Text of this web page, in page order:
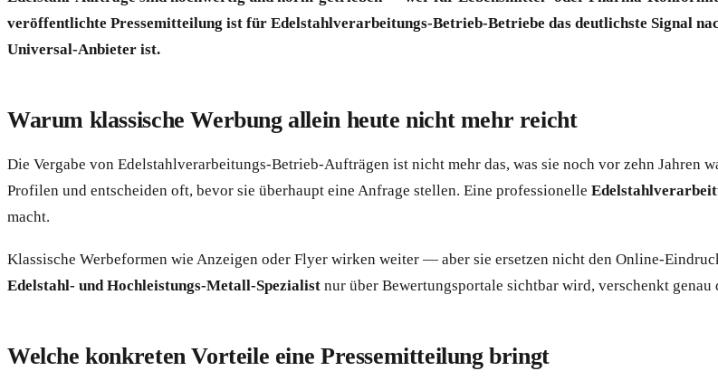
veröffentlichte Pressemitteilung ist für Edelstahlverarbeitungs-Betrieb-Betriebe das deutlichste Signal
Universal-Anbieter ist.
Warum klassische Werbung allein heute nicht mehr reicht
Die Vergabe von Edelstahlverarbeitungs-Betrieb-Aufträgen ist nicht mehr das, was sie noch vor zehn Jahren
Profilen und entscheiden oft, bevor sie überhaupt eine Anfrage stellen. Eine professionelle
macht.
Klassische Werbeformen wie Anzeigen oder Flyer wirken weiter — aber sie ersetzen nicht den Online-
Edelstahl- und Hochleistungs-Metall-Spezialist nur über Bewertungsportale sichtbar wird, verschenkt
Welche konkreten Vorteile eine Pressemitteilung bringt